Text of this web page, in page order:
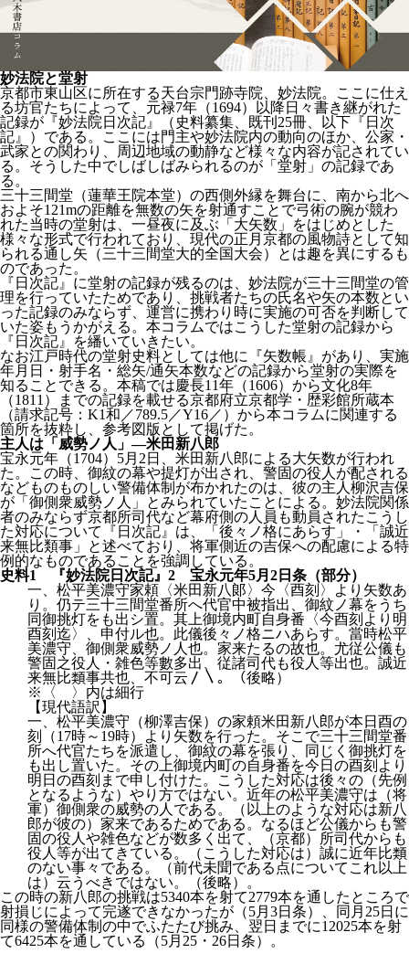
妙法院と堂射
京都市東山区に所在する天台宗門跡寺院、妙法院。ここに仕え
る坊官たちによって、元禄7年（1694）以降日々書き継がれた
記録が『妙法院日次記』（史料纂集、既刊25冊、以下『日次
記』）である。ここには門主や妙法院内の動向のほか、公家・
武家との関わり、周辺地域の動静など様々な内容が記されてい
る。そうした中でしばしばみられるのが「堂射」の記録であ
る。
三十三間堂（蓮華王院本堂）の西側外縁を舞台に、南から北へ
およそ121mの距離を無数の矢を射通すことで弓術の腕が競わ
れた当時の堂射は、一昼夜に及ぶ「大矢数」をはじめとした
様々な形式で行われており、現代の正月京都の風物詩として知
られる通し矢（三十三間堂大的全国大会）とは趣を異にするも
のであった。
『日次記』に堂射の記録が残るのは、妙法院が三十三間堂の管
理を行っていたためであり、挑戦者たちの氏名や矢の本数とい
った記録のみならず、運営に携わり時に実施の可否を判断して
いた姿もうかがえる。本コラムではこうした堂射の記録から
『日次記』を繙いていきたい。
なお江戸時代の堂射史料としては他に『矢数帳』があり、実施
年月日・射手名・総矢/通矢本数などの記録から堂射の実際を
知ることできる。本稿では慶長11年（1606）から文化8年
（1811）までの記録を載せる京都府立京都学・歴彩館所蔵本
（請求記号：K1和／789.5／Y16／）から本コラムに関連する
箇所を抜粋し、参考図版として掲げた。
主人は「威勢ノ人」―米田新八郎
宝永元年（1704）5月2日、米田新八郎による大矢数が行われ
た。この時、御紋の幕や提灯が出され、警固の役人が配される
などものものしい警備体制が布かれたのは、彼の主人柳沢吉保
が「御側衆威勢ノ人」とみられていたことによる。妙法院関係
者のみならず京都所司代など幕府側の人員も動員されたこうし
た対応について『日次記』は、「後々ノ格にあらす」・「誠近
来無比類事」と述べており、将軍側近の吉保への配慮による特
例的なものであることを強調している。
史料1 『妙法院日次記』2 宝永元年5月2日条（部分）
一、松平美濃守家頼〈米田新八郞〉今〈酉刻〉より矢数あ
り。仍テ三十三間堂番所へ代官中被指出、御紋ノ幕をうち
同御挑灯をも出シ置。其上御境内町自身番〈今酉刻より明
酉刻迄〉、申付ル也。此儀後々ノ格ニハあらす。當時松平
美濃守、御側衆威勢ノ人也。家来たるの故也。尤従公儀も
警固之役人・雑色等數多出、従諸司代も役人等出也。誠近
来無比類事共也、不可云〳〵。（後略）
※〈 〉内は細行
【現代語訳】
一、松平美濃守（柳澤吉保）の家頼米田新八郎が本日酉の
刻（17時～19時）より矢数を行った。そこで三十三間堂番
所へ代官たちを派遣し、御紋の幕を張り、同じく御挑灯を
も出し置いた。その上御境内町の自身番を今日の酉刻より
明日の酉刻まで申し付けた。こうした対応は後々の（先例
となるような）やり方ではない。近年の松平美濃守は（将
軍）御側衆の威勢の人である。（以上のような対応は新八
郎が彼の）家来であるためである。なるほど公儀からも警
固の役人や雑色などが数多く出て、（京都）所司代からも
役人等が出てきている。（こうした対応は）誠に近年比類
のない事々である。（前代未聞である点についてこれ以上
は）云うべきではない。（後略）。
この時の新八郎の挑戦は5340本を射て2779本を通したところで
射損じによって完遂できなかったが（5月3日条）、同月25日に
同様の警備体制の中でふたたび挑み、翌日までに12025本を射
て6425本を通している（5月25・26日条）。